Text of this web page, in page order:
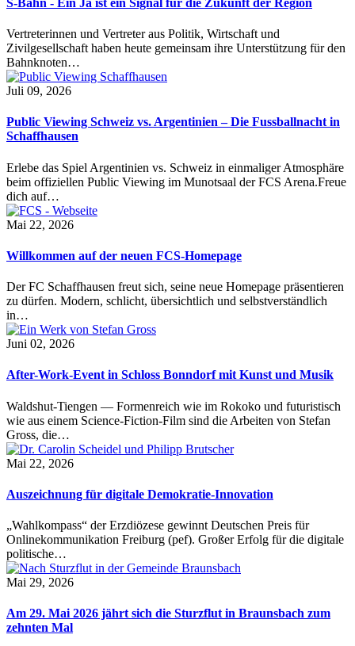
Vertreterinnen und Vertreter aus Politik, Wirtschaft und
Zivilgesellschaft haben heute gemeinsam ihre Unterstützung für den
Bahnknoten…
Juli 09, 2026
Public Viewing Schweiz vs. Argentinien – Die Fussballnacht in
Schaffhausen
Erlebe das Spiel Argentinien vs. Schweiz in einmaliger Atmosphäre
beim offiziellen Public Viewing im Munotsaal der FCS Arena.Freue
dich auf…
Mai 22, 2026
Willkommen auf der neuen FCS-Homepage
Der FC Schaffhausen freut sich, seine neue Homepage präsentieren
zu dürfen. Modern, schlicht, übersichtlich und selbstverständlich
in…
Juni 02, 2026
After-Work-Event in Schloss Bonndorf mit Kunst und Musik
Waldshut-Tiengen — Formenreich wie im Rokoko und futuristisch
wie aus einem Science-Fiction-Film sind die Arbeiten von Stefan
Gross, die…
Mai 22, 2026
Auszeichnung für digitale Demokratie-Innovation
„Wahlkompass“ der Erzdiözese gewinnt Deutschen Preis für
Onlinekommunikation Freiburg (pef). Großer Erfolg für die digitale
politische…
Mai 29, 2026
Am 29. Mai 2026 jährt sich die Sturzflut in Braunsbach zum
zehnten Mal